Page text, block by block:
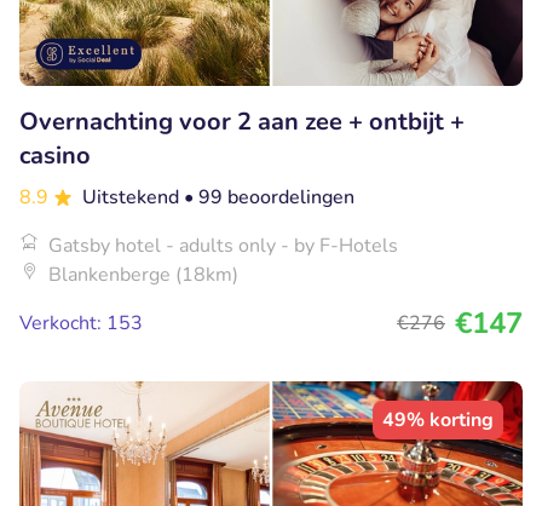
Overnachting voor 2 aan zee + ontbijt +
casino
8.9 Uitstekend • 99 beoordelingen
Gatsby hotel - adults only - by F-Hotels
Blankenberge (18km)
Verkocht: 153
€276 €147
49% korting